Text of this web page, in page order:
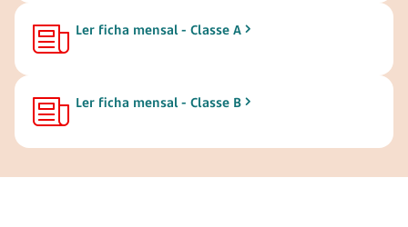
Ler ficha mensal - Classe A
Ler ficha mensal - Classe B